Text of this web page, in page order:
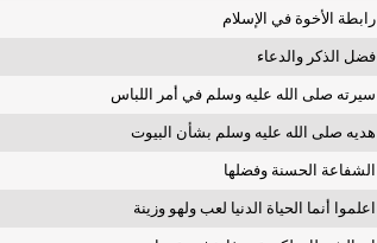
رابطة الأخوة في الإسلام
فضل الذكر والدعاء
سيرته صلى الله عليه وسلم في أمر اللباس
هديه صلى الله عليه وسلم بشأن البيوت
الشفاعة الحسنة وفضلها
اعلموا أنما الحياة الدنيا لعب ولهو وزينة